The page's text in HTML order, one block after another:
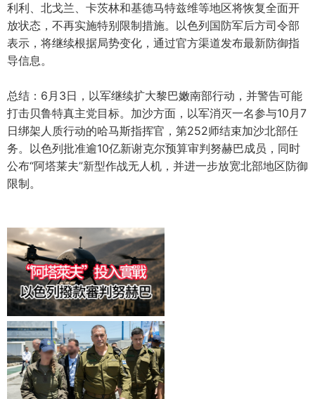
利利、北戈兰、卡茨林和基德马特兹维等地区将恢复全面开
放状态，不再实施特别限制措施。以色列国防军后方司令部
表示，将继续根据局势变化，通过官方渠道发布最新防御指
导信息。
总结：6月3日，以军继续扩大黎巴嫩南部行动，并警告可能
打击贝鲁特真主党目标。加沙方面，以军消灭一名参与10月7
日绑架人质行动的哈马斯指挥官，第252师结束加沙北部任
务。以色列批准逾10亿新谢克尔预算审判努赫巴成员，同时
公布“阿塔莱夫”新型作战无人机，并进一步放宽北部地区防御
限制。